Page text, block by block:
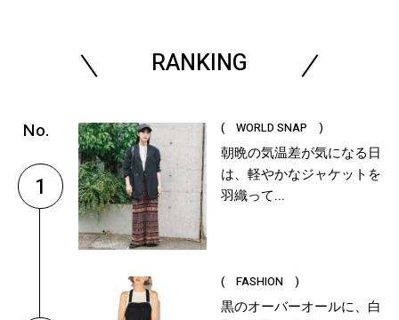
RANKING
1
( WORLD SNAP )
朝晩の気温差が気になる日
は、軽やかなジャケットを
羽織って...
( FASHION )
黒のオーバーオールに、白